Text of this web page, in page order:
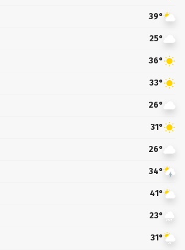
39°
25°
36°
33°
26°
31°
26°
34°
41°
23°
31°